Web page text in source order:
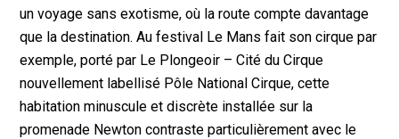
un voyage sans exotisme, où la route compte davantage
que la destination. Au festival Le Mans fait son cirque par
exemple, porté par Le Plongeoir – Cité du Cirque
nouvellement labellisé Pôle National Cirque, cette
habitation minuscule et discrète installée sur la
promenade Newton contraste particulièrement avec le